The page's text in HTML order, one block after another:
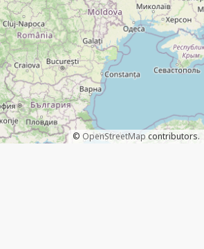
© OpenStreetMap contributors.